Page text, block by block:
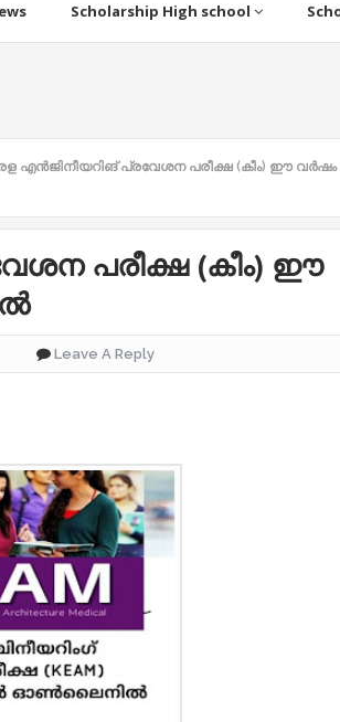
Scholarship High school
എൻജിനീയറിങ് പ്രവേശന പരീക്ഷ (കീം) ഈ
പരീക്ഷ (കീം) ഈ
Leave A Reply